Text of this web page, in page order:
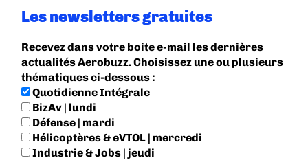
Les newsletters gratuites
Recevez dans votre boite e-mail les dernières
actualités Aerobuzz. Choisissez une ou plusieurs
thématiques ci-dessous :
Quotidienne Intégrale
BizAv | lundi
Défense | mardi
Hélicoptères & eVTOL | mercredi
Industrie & Jobs | jeudi